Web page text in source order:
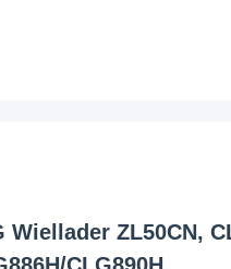
ZL50CN,